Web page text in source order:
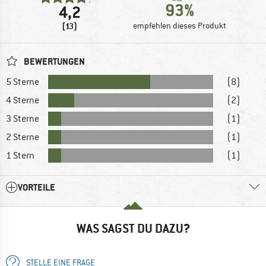
4,2
(13)
93%
empfehlen dieses Produkt
BEWERTUNGEN
5 Sterne
(8)
4 Sterne
(2)
3 Sterne
(1)
2 Sterne
(1)
1 Stern
(1)
VORTEILE
WAS SAGST DU DAZU?
STELLE EINE FRAGE